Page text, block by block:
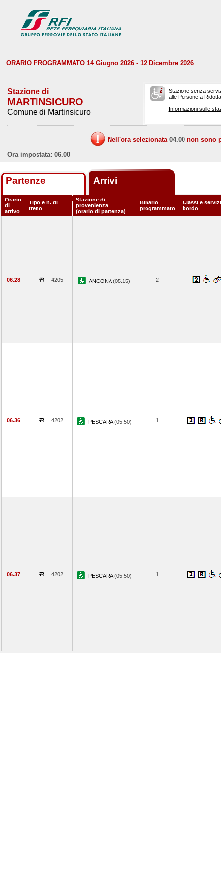
ORARIO PROGRAMMATO 14 Giugno 2026 - 12 Dicembre 2026
Stazione di
MARTINSICURO
Comune di Martinsicuro
Stazione senza
alle Persone a
Informazioni sulle
Nell'ora selezionata 04.00 non sono
Ora impostata: 06.00
Partenze Arrivi
Orario
di
arrivo
Tipo e n. di
treno
Stazione di
provenienza
(orario di partenza)
Binario
programmato
Classi e
bordo
06.28 4205 ANCONA(05.15) 2
06.36 4202 PESCARA(05.50) 1
06.37 4202 PESCARA(05.50) 1